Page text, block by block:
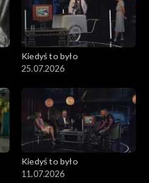
Kiedyś to było
25.07.2026
Kiedyś to było
11.07.2026